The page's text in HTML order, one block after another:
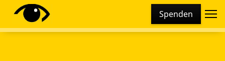
Spenden
Diese Webseite setzt verschiedene Cookies und
Tracking-Tools ein. Dies beinhaltet Cookies und